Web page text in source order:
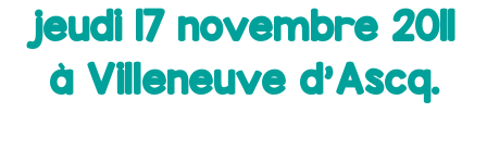
jeudi 17 novembre 2011
à Villeneuve d'Ascq.